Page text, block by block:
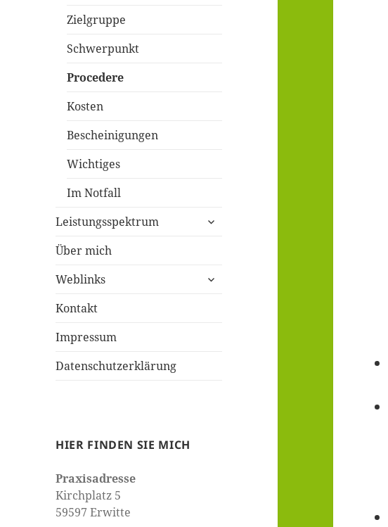
Zielgruppe
Schwerpunkt
Procedere
Kosten
Bescheinigungen
Wichtiges
Im Notfall
Leistungsspektrum
untermenü
Über mich
Weblinks
untermenü
Kontakt
Impressum
Datenschutzerklärung
HIER FINDEN SIE MICH
Praxisadresse
Kirchplatz 5
59597 Erwitte